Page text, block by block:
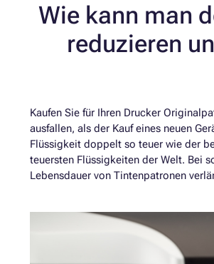
Wie kann man
reduzieren
Kaufen Sie für Ihren Drucker
ausfallen, als der Kauf eines neuen
Flüssigkeit doppelt so teuer wie der
teuersten Flüssigkeiten der Welt. Bei
Lebensdauer von Tintenpatronen